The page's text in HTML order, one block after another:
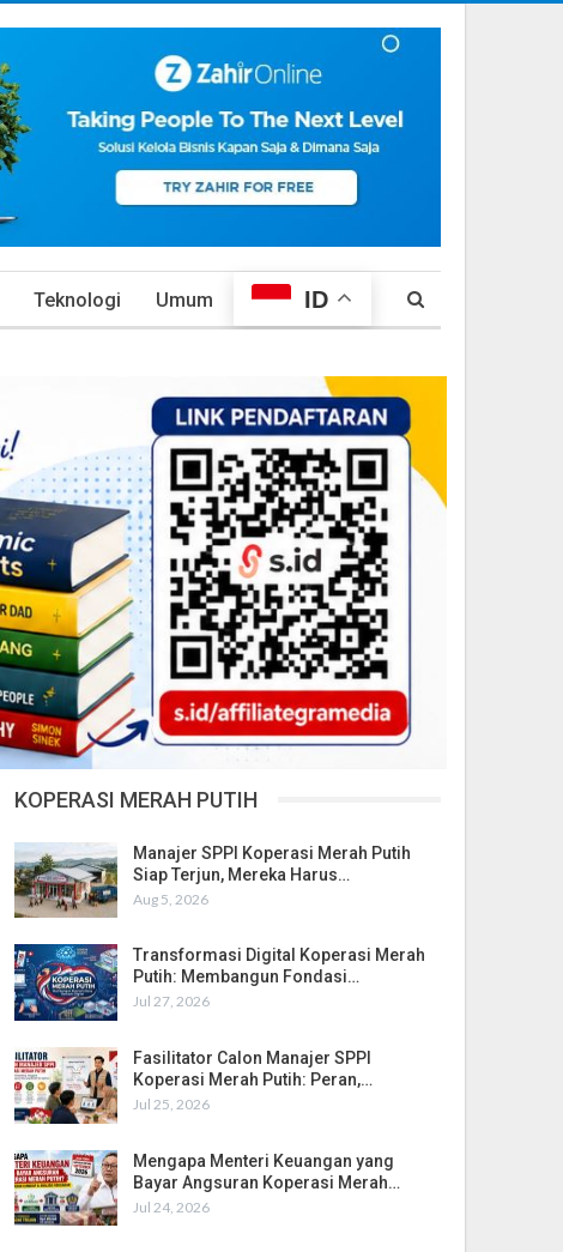
Teknologi Umum ID
KOPERASI MERAH PUTIH
Manajer SPPI Koperasi Merah Putih
Siap Terjun, Mereka Harus…
Aug 5, 2026
Transformasi Digital Koperasi Merah
Putih: Membangun Fondasi…
Jul 27, 2026
Fasilitator Calon Manajer SPPI
Koperasi Merah Putih: Peran,…
Jul 25, 2026
Mengapa Menteri Keuangan yang
Bayar Angsuran Koperasi Merah…
Jul 24, 2026